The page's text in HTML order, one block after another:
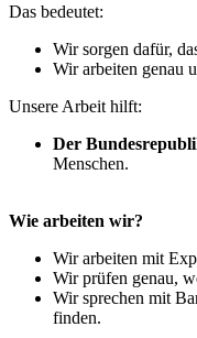
Das bedeutet:
Wir sorgen dafür,
Wir arbeiten genau
Unsere Arbeit hilft:
Der
Menschen.
Wie arbeiten wir?
Wir arbeiten mit
Wir prüfen genau,
Wir sprechen mit
finden.